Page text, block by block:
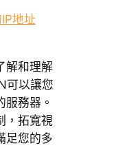
地址
解和理解
可以讓您
服務器。
，拓寬視
足您的多